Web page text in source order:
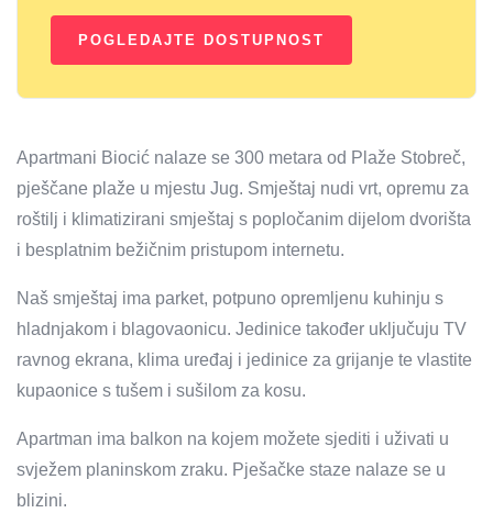
Apartmani Biocić nalaze se 300 metara od Plaže Stobreč,
pješčane plaže u mjestu Jug. Smještaj nudi vrt, opremu za
roštilj i klimatizirani smještaj s popločanim dijelom dvorišta
i besplatnim bežičnim pristupom internetu.
Naš smještaj ima parket, potpuno opremljenu kuhinju s
hladnjakom i blagovaonicu. Jedinice također uključuju TV
ravnog ekrana, klima uređaj i jedinice za grijanje te vlastite
kupaonice s tušem i sušilom za kosu.
Apartman ima balkon na kojem možete sjediti i uživati ​​u
svježem planinskom zraku. Pješačke staze nalaze se u
blizini.